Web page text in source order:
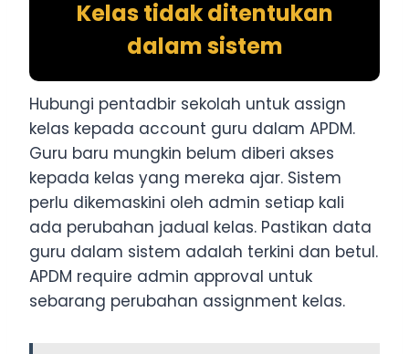
Kelas tidak ditentukan
dalam sistem
Hubungi pentadbir sekolah untuk assign
kelas kepada account guru dalam APDM.
Guru baru mungkin belum diberi akses
kepada kelas yang mereka ajar. Sistem
perlu dikemaskini oleh admin setiap kali
ada perubahan jadual kelas. Pastikan data
guru dalam sistem adalah terkini dan betul.
APDM require admin approval untuk
sebarang perubahan assignment kelas.